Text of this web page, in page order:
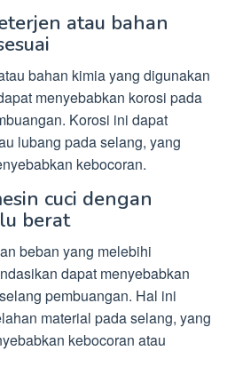
atau bahan
bahan kimia yang digunakan
menyebabkan korosi pada
Korosi ini dapat
lubang pada selang, yang
kebocoran.
cuci dengan
berat
beban yang melebihi
dapat menyebabkan
pembuangan. Hal ini
material pada selang, yang
kebocoran atau